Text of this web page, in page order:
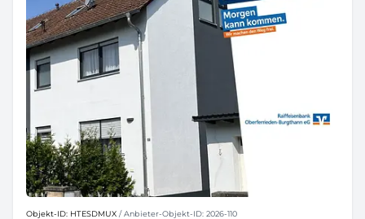
Objekt-ID: HTESDMUX / Anbieter-Objekt-ID: 2026-110